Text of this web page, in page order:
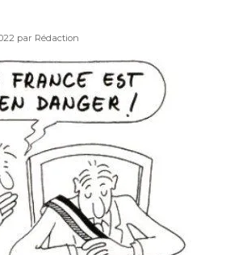
Auteur
par Rédaction